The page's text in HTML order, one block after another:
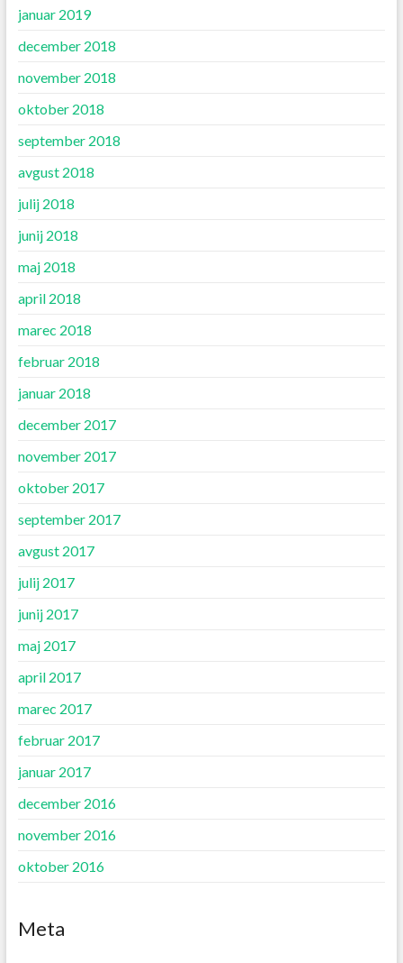
januar 2019
december 2018
november 2018
oktober 2018
september 2018
avgust 2018
julij 2018
junij 2018
maj 2018
april 2018
marec 2018
februar 2018
januar 2018
december 2017
november 2017
oktober 2017
september 2017
avgust 2017
julij 2017
junij 2017
maj 2017
april 2017
marec 2017
februar 2017
januar 2017
december 2016
november 2016
oktober 2016
Meta